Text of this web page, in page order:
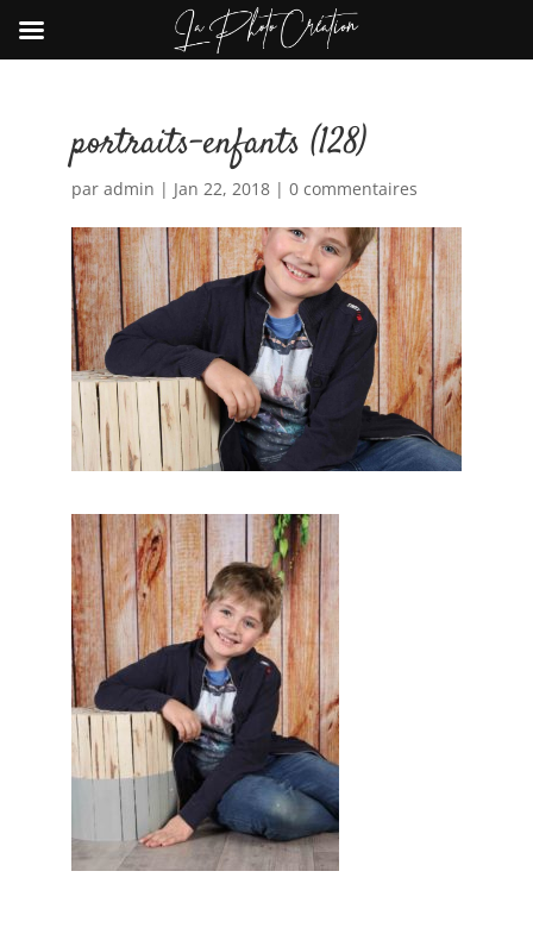
portraits-enfants (128)
par admin | Jan 22, 2018| 0 commentaires